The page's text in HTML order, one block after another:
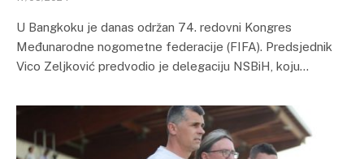
U Bangkoku je danas održan 74. redovni Kongres
Međunarodne nogometne federacije (FIFA). Predsjednik
Vico Zeljković predvodio je delegaciju NSBiH, koju…